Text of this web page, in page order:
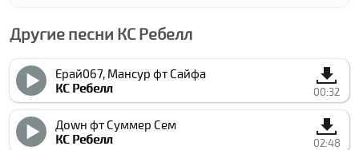
Другие песни КC Ребелл
Ерай067, Мансур фт Сайфа
КC Ребелл
00:32
Доwн фт Суммер Cем
КC Ребелл
02:48